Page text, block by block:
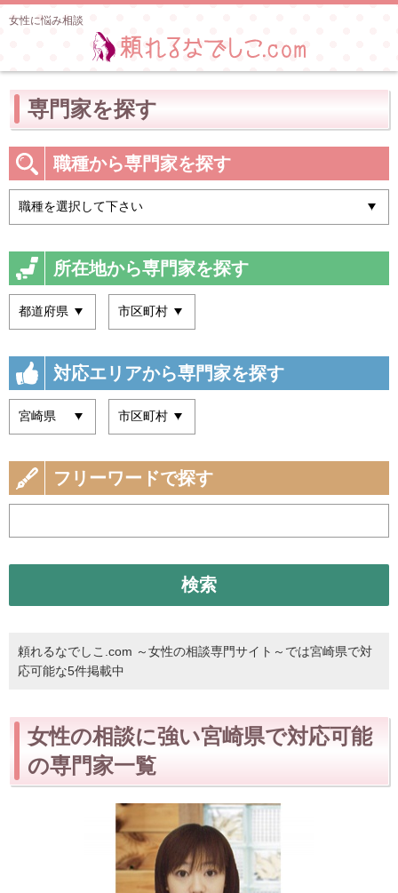
女性に悩み相談
専門家を探す
職種から専門家を探す
所在地から専門家を探す
対応エリアから専門家を探す
フリーワードで探す
検索
頼れるなでしこ.com ～女性の相談専門サイト～では宮崎県で対
応可能な5件掲載中
女性の相談に強い宮崎県で対応可能
の専門家一覧